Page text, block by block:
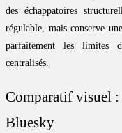
des échappatoires
régulable, mais conserve
parfaitement les limites
centralisés.
Comparatif visuel :
Bluesky